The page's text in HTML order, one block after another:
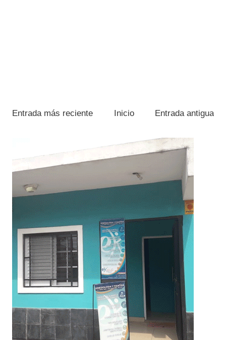
Entrada más reciente Entrada antigua
Inicio